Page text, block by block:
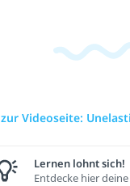
zur Videoseite:
Lernen lohnt sich!
Entdecke hier